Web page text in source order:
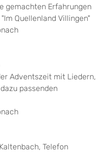
gemachten Erfahrungen
Quellenland Villingen"
Adventszeit mit Liedern,
passenden
Telefon